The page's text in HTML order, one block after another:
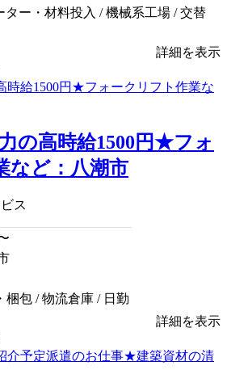
ター・材料投入 / 機械系工場 / 交替
詳細を表示
の高時給1500円★フォ
など：八潮市
ス
梱包 / 物流倉庫 / 日勤
詳細を表示